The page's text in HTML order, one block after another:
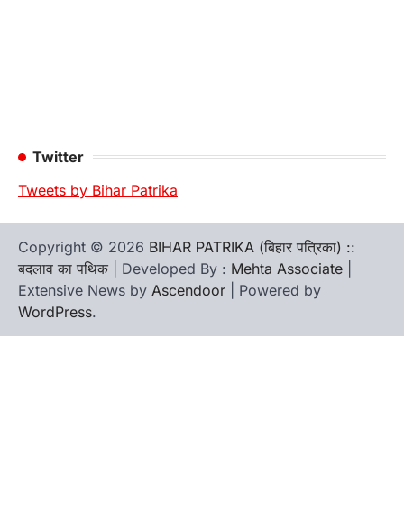
Twitter
Tweets by Bihar Patrika
Copyright © 2026 BIHAR PATRIKA (बिहार पत्रिका) ::
बदलाव का पथिक | Developed By : Mehta Associate
Extensive News by Ascendoor | Powered by
WordPress.